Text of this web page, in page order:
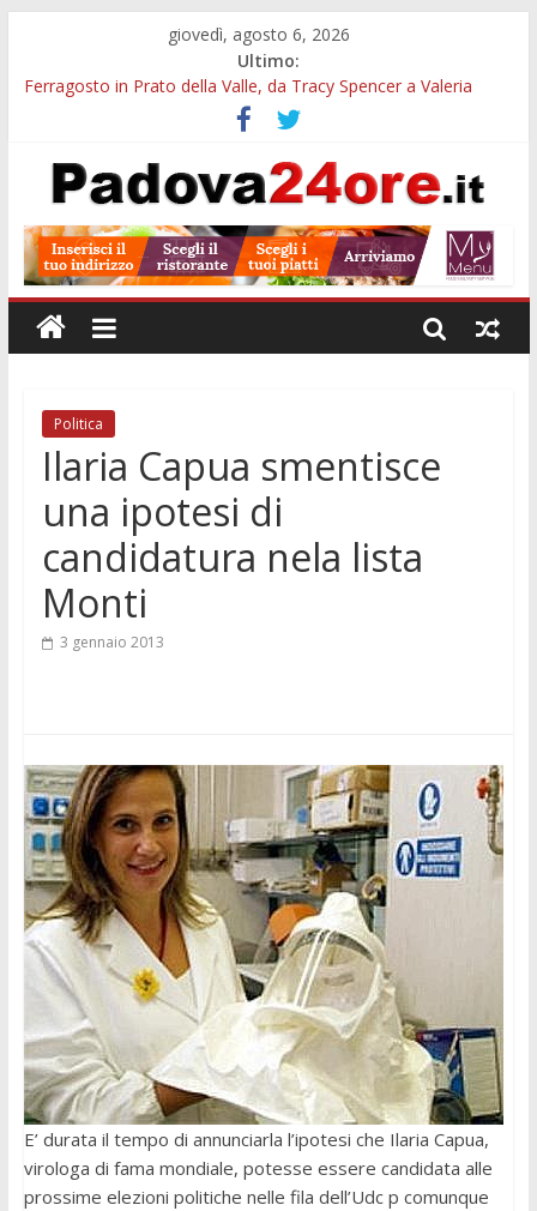
giovedì, agosto 6, 2026
Ultimo:
Ferragosto in Prato della Valle, da Tracy Spencer a Valeria
Euganea Film Festival 2026: 49 opere e 18 anteprime nei Colli
Euganei
Notturni padovani al Museo della Natura e dell’Uomo: date e
Organi in 3D al MUSME: il corpo umano si esplora con i visori
VR
Musei gratis a Padova per tutto agosto: chi entra e quali sedi
visitare
Politica
Ilaria Capua smentisce
una ipotesi di
candidatura nela lista
Monti
3 gennaio 2013
E’ durata il tempo di annunciarla l’ipotesi che Ilaria Capua,
virologa di fama mondiale, potesse essere candidata alle
prossime elezioni politiche nelle fila dell’Udc p comunque